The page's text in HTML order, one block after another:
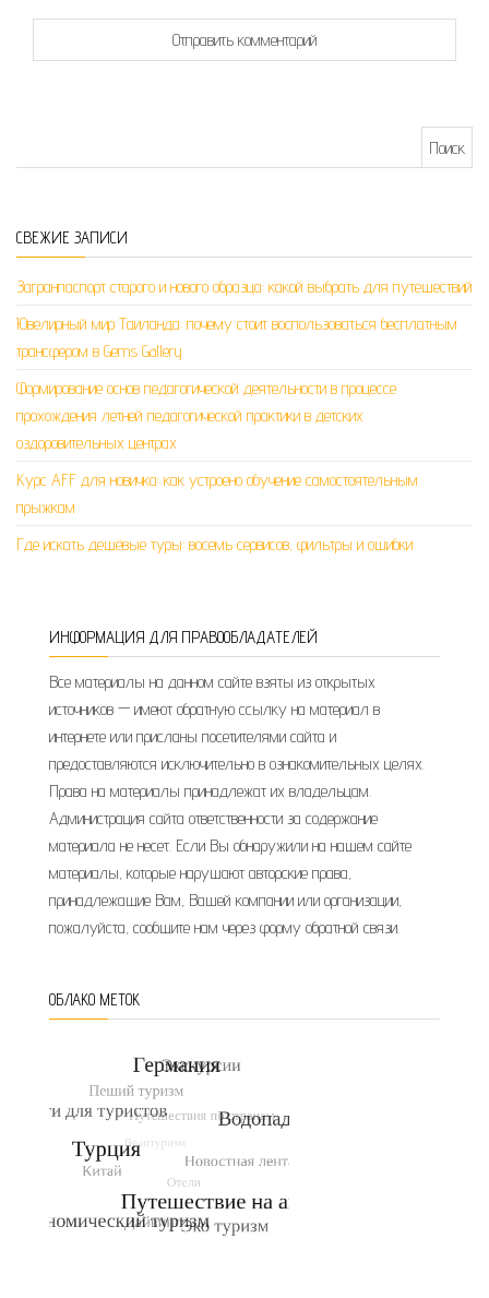
СВЕЖИЕ ЗАПИСИ
Загранпаспорт старого и нового образца: какой выбрать для путешествий
Ювелирный мир Таиланда: почему стоит воспользоваться бесплатным
трансфером в Gems Gallery
Формирование основ педагогической деятельности в процессе
прохождения летней педагогической практики в детских
оздоровительных центрах
Курс AFF для новичка: как устроено обучение самостоятельным
прыжкам
Где искать дешёвые туры: восемь сервисов, фильтры и ошибки
ИНФОРМАЦИЯ ДЛЯ ПРАВООБЛАДАТЕЛЕЙ
Все материалы на данном сайте взяты из открытых
источников — имеют обратную ссылку на материал в
интернете или присланы посетителями сайта и
предоставляются исключительно в ознакомительных целях.
Права на материалы принадлежат их владельцам.
Администрация сайта ответственности за содержание
материала не несет. Если Вы обнаружили на нашем сайте
материалы, которые нарушают авторские права,
принадлежащие Вам, Вашей компании или организации,
пожалуйста, сообщите нам через форму обратной связи.
ОБЛАКО МЕТОК